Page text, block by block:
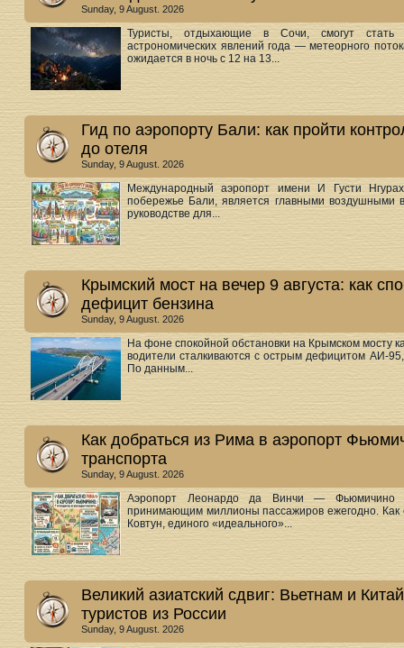
Sunday, 9 August. 2026
Туристы, отдыхающие в Сочи, смогут
астрономических явлений года — метеорного
ожидается в ночь с 12 на 13...
Гид по аэропорту Бали: как пройти
до отеля
Sunday, 9 August. 2026
Международный аэропорт имени И Густи
побережье Бали, является главными воздушными
руководстве для...
Крымский мост на вечер 9 августа: как
дефицит бензина
Sunday, 9 August. 2026
На фоне спокойной обстановки на Крымском мосту
водители сталкиваются с острым дефицитом
По данным...
Как добраться из Рима в аэропорт
транспорта
Sunday, 9 August. 2026
Аэропорт Леонардо да Винчи — Фьюмичино
принимающим миллионы пассажиров ежегодно. Как
Ковтун, единого «идеального»...
Великий азиатский сдвиг: Вьетнам и
туристов из России
Sunday, 9 August. 2026